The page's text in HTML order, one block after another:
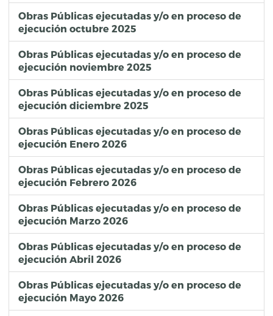
Obras Públicas ejecutadas y/o en proceso de
ejecución octubre 2025
Obras Públicas ejecutadas y/o en proceso de
ejecución noviembre 2025
Obras Públicas ejecutadas y/o en proceso de
ejecución diciembre 2025
Obras Públicas ejecutadas y/o en proceso de
ejecución Enero 2026
Obras Públicas ejecutadas y/o en proceso de
ejecución Febrero 2026
Obras Públicas ejecutadas y/o en proceso de
ejecución Marzo 2026
Obras Públicas ejecutadas y/o en proceso de
ejecución Abril 2026
Obras Públicas ejecutadas y/o en proceso de
ejecución Mayo 2026